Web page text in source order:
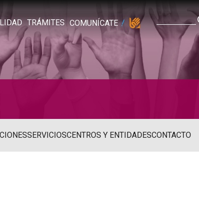
TRÁMITES COMUNÍCATE
SERVICIOSCENTROS Y ENTIDADESCONTACTO